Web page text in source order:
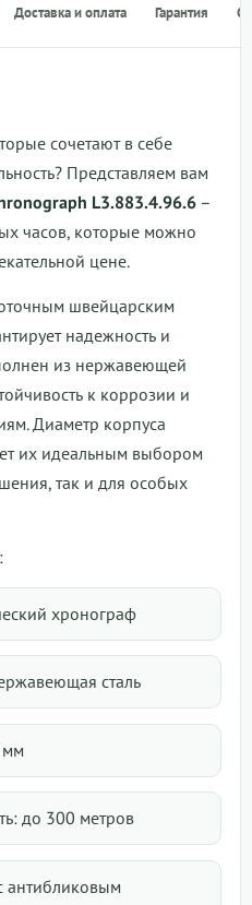
Доставка и оплата Гарантия
сочетают в себе
Представляем вам
L3.883.4.96.6 –
часов, которые можно
цене.
швейцарским
надежность и
из нержавеющей
к коррозии и
Диаметр корпуса
их идеальным выбором
так и для особых
хронограф
сталь
мм
до 300 метров
антибликовым